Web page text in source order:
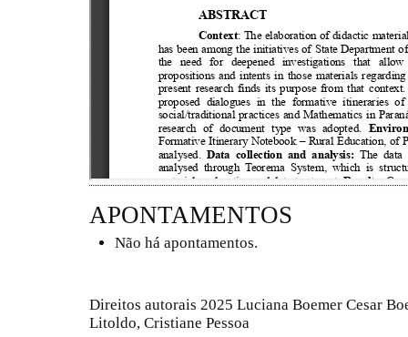
APONTAMENTOS
Não há apontamentos.
Direitos autorais 2025 Luciana Boemer Cesar
Litoldo, Cristiane Pessoa